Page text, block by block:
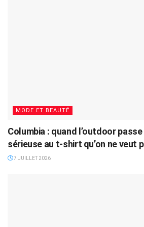
MODE ET BEAUTÉ
Columbia : quand l’outdoor
sérieuse au t-shirt qu’on ne veut
7 JUILLET 2026